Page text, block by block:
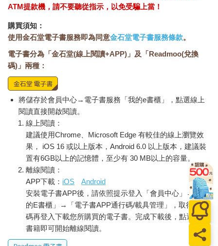
ATM提款機，請不要聽從指示，以免受騙上當！
購買須知：
使用金石堂電子書服務即為同意金石堂電子書服務條款。
電子書分為「金石堂(線上閱讀+APP)」及「Readmoo(兌換
碼)」兩種：
將儲存於會員中心→電子書服務「我的e書櫃」，點選線上
閱讀直接開啟閱讀。
線上閱讀：
建議使用Chrome、Microsoft Edge 有較佳的線上瀏覽效
果， iOS 16 或以上版本，Android 6.0 以上版本，建議裝
置有6GB以上的記憶體，至少有 30 MB以上的容量。
離線閱讀：
APP下載： iOS
Android
安裝電子書APP後，請依照提示登入「會員中心」→「我
的E書櫃」→「電子書APP通行碼/載具管理」，取得通行
碼再登入下載您所購買的電子書。完成下載後，點選任一
書籍即可開始離線閱讀。